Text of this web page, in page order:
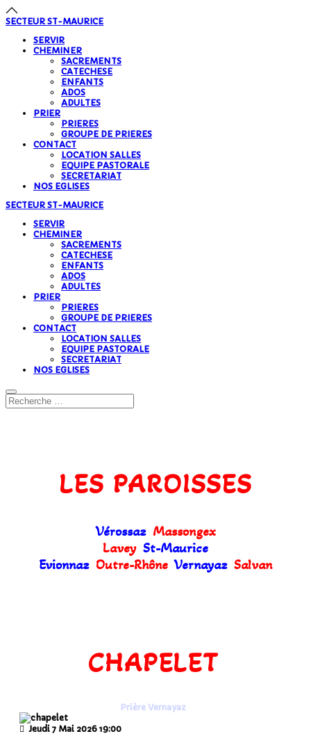
SECTEUR ST-MAURICE
SERVIR
CHEMINER
SACREMENTS
CATECHESE
ENFANTS
ADOS
ADULTES
PRIER
PRIERES
GROUPE DE PRIERES
CONTACT
LOCATION SALLES
EQUIPE PASTORALE
SECRETARIAT
NOS EGLISES
SECTEUR ST-MAURICE
SERVIR
CHEMINER
SACREMENTS
CATECHESE
ENFANTS
ADOS
ADULTES
PRIER
PRIERES
GROUPE DE PRIERES
CONTACT
LOCATION SALLES
EQUIPE PASTORALE
SECRETARIAT
NOS EGLISES
LES PAROISSES
Vérossaz Massongex
Lavey St-Maurice
Evionnaz Outre-Rhône Vernayaz Salvan
CHAPELET
Prière Vernayaz
Jeudi 7 Mai 2026 19:00